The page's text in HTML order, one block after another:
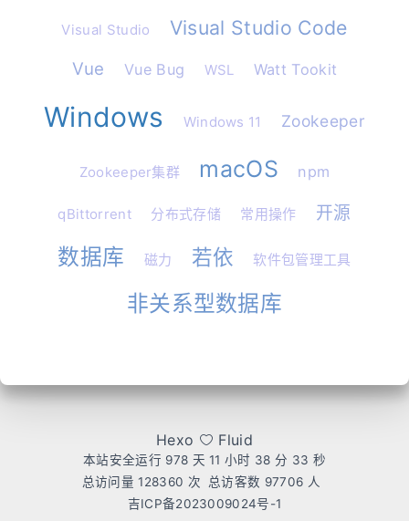
Visual Studio Visual Studio Code
Vue Vue Bug WSL Watt Tookit
Windows Windows 11 Zookeeper
Zookeeper集群 macOS npm
qBittorrent 分布式存储 常用操作 开源
数据库 磁力 若依 软件包管理工具
非关系型数据库
Hexo Fluid
本站安全运行 978 天 11 小时 38 分 33 秒
总访问量128360 次 总访客数 97706 人
吉ICP备2023009024号-1